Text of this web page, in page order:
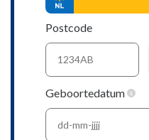
Postcode
Geboortedatum